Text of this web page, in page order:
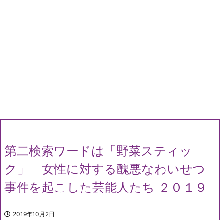
第二検索ワードは「野菜スティッ
ク」 女性に対する醜悪なわいせつ
事件を起こした芸能人たち ２０１９
2019年10月2日